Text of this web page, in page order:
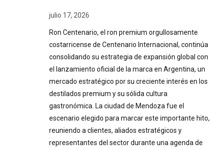
julio 17, 2026
Ron Centenario, el ron premium orgullosamente
costarricense de Centenario Internacional, continúa
consolidando su estrategia de expansión global con
el lanzamiento oficial de la marca en Argentina, un
mercado estratégico por su creciente interés en los
destilados premium y su sólida cultura
gastronómica. La ciudad de Mendoza fue el
escenario elegido para marcar este importante hito,
reuniendo a clientes, aliados estratégicos y
representantes del sector durante una agenda de